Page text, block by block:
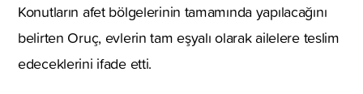
Konutların afet bölgelerinin tamamında yapılacağını
belirten Oruç, evlerin tam eşyalı olarak ailelere teslim
edeceklerini ifade etti.